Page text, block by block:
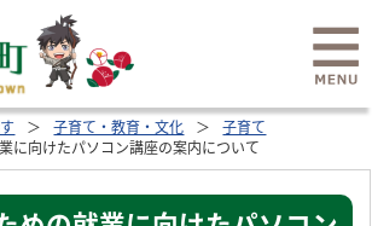
子育て・教育・文化
子育て
に向けたパソコン講座の案内について